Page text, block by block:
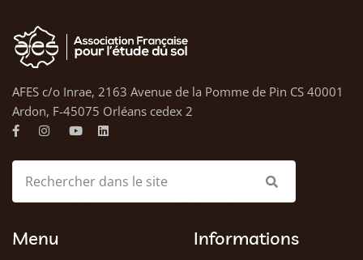
AFES c/o Inrae, 2163 Avenue de la Pomme de Pin CS 40001
Ardon, F-45075 Orléans cedex 2
Menu Informations